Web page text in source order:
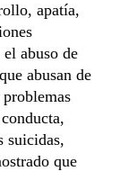
apatía,
abuso de
abusan de
suicidas,
que